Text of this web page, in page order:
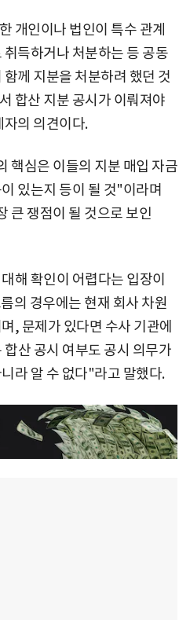
개인이나 법인이 특수 관계
득하거나 처분하는 등 공동
께 지분을 처분하려 했던 것
합산 지분 공시가 이뤄져야
의 의견이다.
핵심은 이들의 지분 매입 자금
있는지 등이 될 것"이라며
큰 쟁점이 될 것으로 보인
해 확인이 어렵다는 입장이
의 경우에는 현재 회사 차원
, 문제가 있다면 수사 기관에
산 공시 여부도 공시 의무가
라 알 수 없다"라고 말했다.